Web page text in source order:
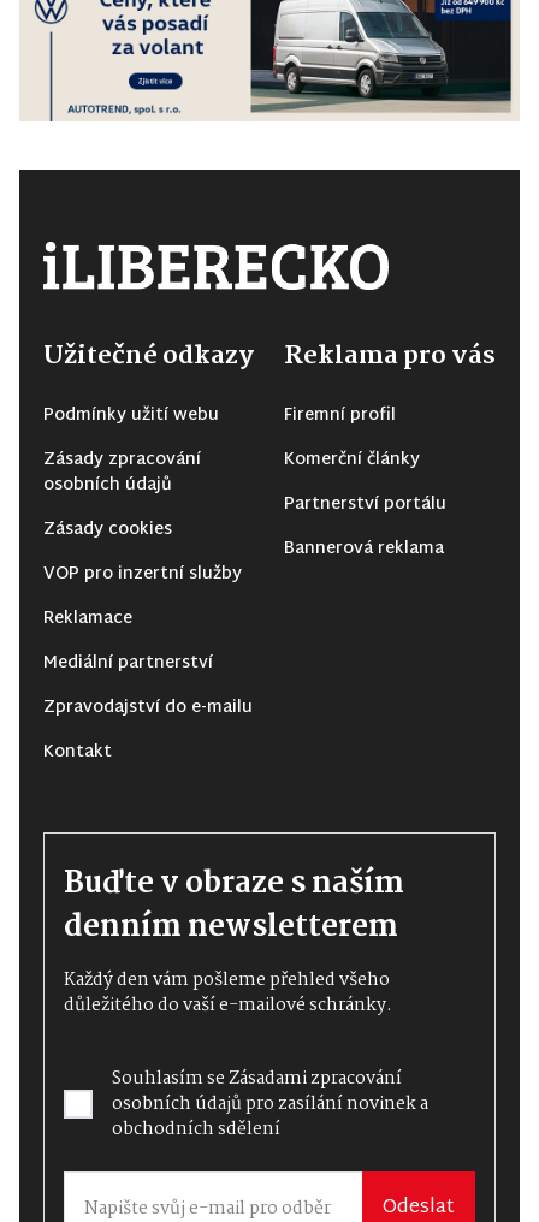
Užitečné odkazy
Podmínky užití webu
Zásady zpracování
osobních údajů
Zásady cookies
VOP pro inzertní služby
Reklamace
Mediální partnerství
Zpravodajství do e-mailu
Kontakt
Reklama pro vás
Firemní profil
Komerční články
Partnerství portálu
Bannerová reklama
Buďte v obraze s naším
denním newsletterem
Každý den vám pošleme přehled všeho
důležitého do vaší e-mailové schránky.
Souhlasím seZásadami zpracování
osobních údajůpro zasílání novinek a
obchodních sdělení
Odeslat